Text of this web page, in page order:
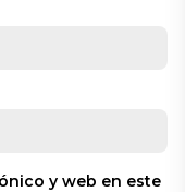
y web en este